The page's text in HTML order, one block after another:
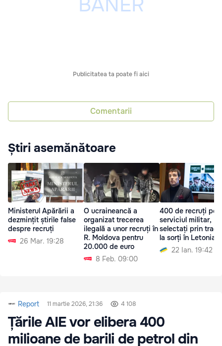
Publicitatea ta poate fi aici
Comentarii
Știri asemănătoare
Ministerul Apărării a
dezmințit știrile false
despre recruți
26 Mar. 19:28
O ucraineancă a
organizat trecerea
ilegală a unor recruți în
R. Moldova pentru
20.000 de euro
8 Feb. 09:00
400 de recruți
serviciul militar,
selectați prin
la sorți în Letonia
22 Ian. 19:42
Report 11 martie 2026, 21:36 4 108
Țările AIE vor elibera 400
milioane de barili de petrol din